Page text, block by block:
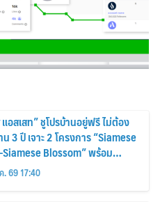
อสเสท” ชูโปรบ้านอยู่ฟรี ไม่ต้อง
3 ปี เจาะ 2 โครงการ “Siamese
Blossom” พร้อม
ละสิทธิพิเศษถึง 31 สิงหาคม
. 69 17:40